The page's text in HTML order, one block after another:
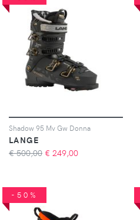
Shadow 95 Mv Gw Donna
LANGE
€ 500,00 € 249,00
-50%